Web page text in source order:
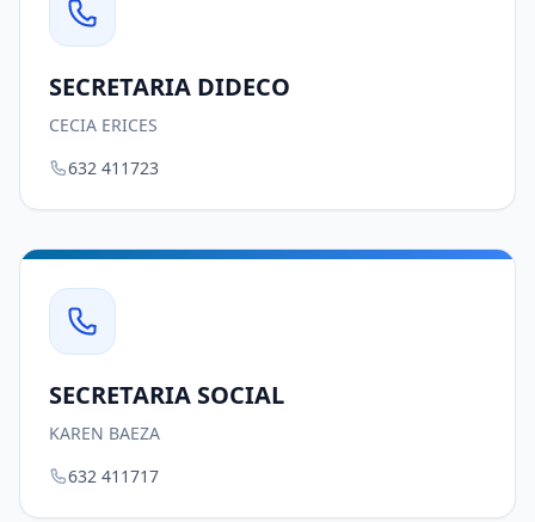
SECRETARIA DIDECO
CECIA ERICES
632 411723
SECRETARIA SOCIAL
KAREN BAEZA
632 411717